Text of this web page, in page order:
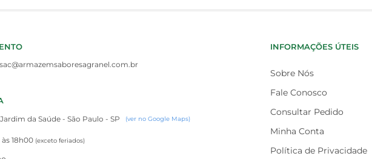
sac@armazemsaboresagranel.com.br
da Saúde - São Paulo - SP (ver no Google Maps)
18h00 (exceto feriados)
INFORMAÇÕES ÚTEIS
Sobre Nós
Fale Conosco
Consultar Pedido
Minha Conta
Política de Privacidade